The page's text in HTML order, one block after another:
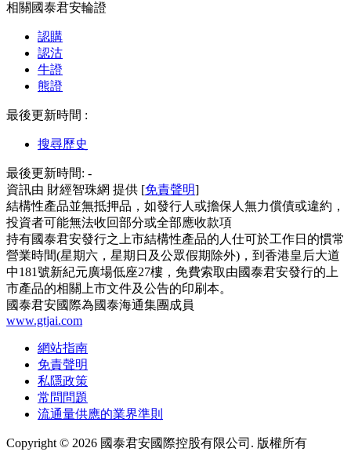
相關國泰君安輪證
認購
認沽
牛證
熊證
最後更新時間 :
搜尋歷史
最後更新時間: -
資訊由 財經智珠網 提供 [免責聲明]
結構性產品並無抵押品，如發行人或擔保人無力償債或違約，
投資者可能無法收回部分或全部應收款項
持有國泰君安發行之上市結構性產品的人仕可於工作日的慣常
營業時間(星期六，星期日及公眾假期除外)，到香港皇后大道
中181號新紀元廣場低座27樓，免費索取由國泰君安發行的上
市產品的相關上市文件及公告的印刷本。
國泰君安國際為國泰海通集團成員
www.gtjai.com
網站指南
免責聲明
私隱政策
常問問題
流通量供應的業界準則
Copyright © 2026 國泰君安國際控股有限公司. 版權所有